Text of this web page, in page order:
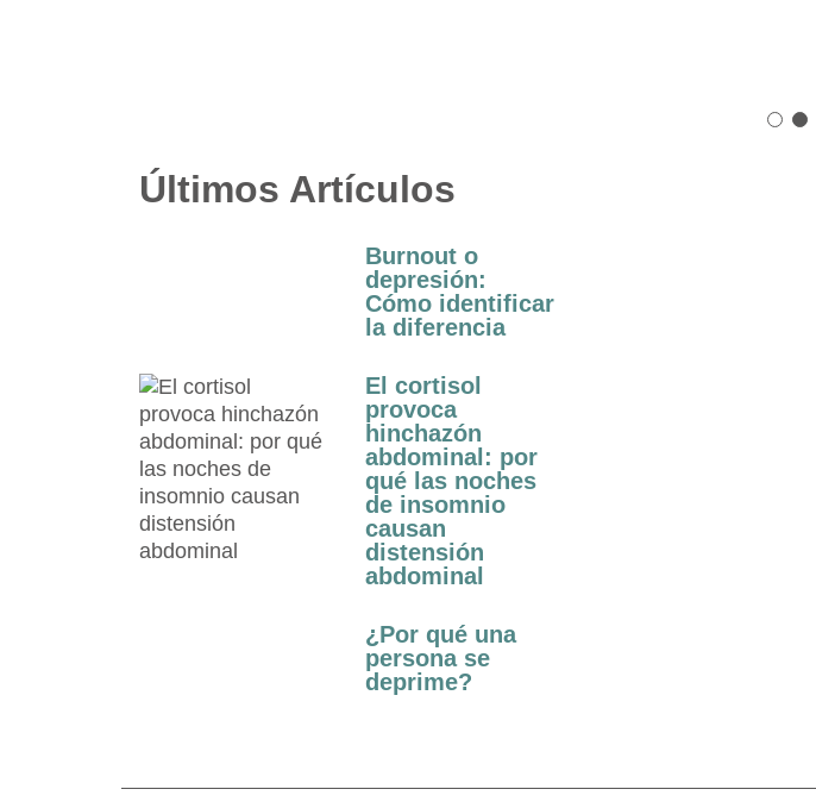
Últimos Artículos
Burnout o
depresión:
Cómo identificar
la diferencia
El cortisol
provoca
hinchazón
abdominal: por
qué las noches
de insomnio
causan
distensión
abdominal
¿Por qué una
persona se
deprime?